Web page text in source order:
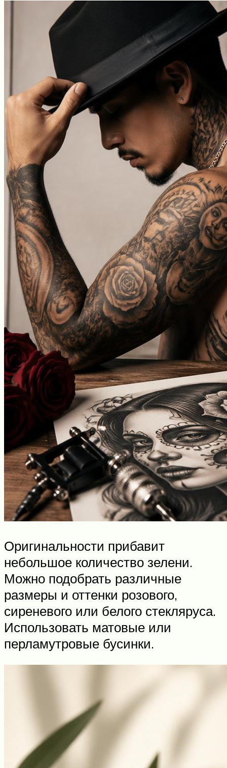
Оригинальности прибавит
небольшое количество зелени.
Можно подобрать различные
размеры и оттенки розового,
сиреневого или белого стекляруса.
Использовать матовые или
перламутровые бусинки.